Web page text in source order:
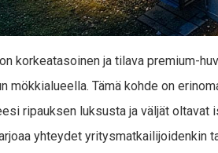
korkeatasoinen ja tilava premium-
mökkialueella. Tämä kohde on
ripauksen luksusta ja väljät oltavat
yhteydet yritysmatkailijoidenkin